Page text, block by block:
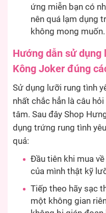
ứng miễn bạn có
nên quá lạm dụng
không mong muốn.
Hướng dẫn sử
Kông Joker đúng
Sử dụng lưỡi rung tình
nhất chắc hẳn là câu
tâm. Sau đây Shop
dụng trứng rung tình
quả:
Đầu tiên khi mua
của mình thật kỹ
Tiếp theo hãy sạc
một không gian